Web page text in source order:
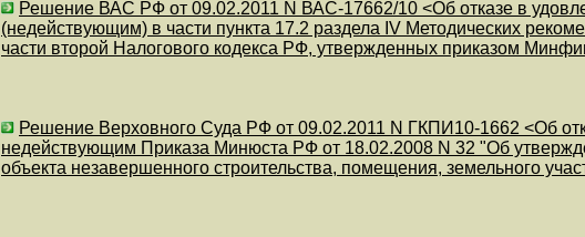
Решение ВАС РФ от 09.02.2011 N ВАС-17662/10 <Об отказе в
(недействующим) в части пункта 17.2 раздела IV Методических
части второй Налогового кодекса РФ, утвержденных приказом
Решение Верховного Суда РФ от 09.02.2011 N ГКПИ10-1662 <Об
недействующим Приказа Минюста РФ от 18.02.2008 N 32 "Об
объекта незавершенного строительства, помещения, земельного